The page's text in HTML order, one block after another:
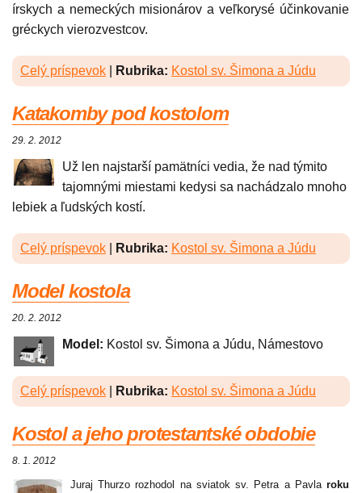
írskych a nemeckých misionárov a veľkorysé účinkovanie
gréckych vierozvestcov.
Celý príspevok Rubrika: Kostol sv. Šimona a Júdu
Katakomby pod kostolom
29. 2. 2012
Už len najstarší pamätníci vedia, že nad týmito
tajomnými miestami kedysi sa nachádzalo mnoho
lebiek a ľudských kostí.
Celý príspevok Rubrika: Kostol sv. Šimona a Júdu
Model kostola
20. 2. 2012
Model: Kostol sv. Šimona a Júdu, Námestovo
Celý príspevok Rubrika: Kostol sv. Šimona a Júdu
Kostol a jeho protestantské obdobie
8. 1. 2012
Juraj Thurzo rozhodol na sviatok sv. Petra a Pavla roku